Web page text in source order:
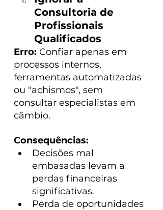
Consultoria de
Profissionais
Qualificados
Erro: Confiar apenas em
processos internos,
ferramentas automatizadas
ou "achismos", sem
consultar especialistas em
câmbio.
Consequências:
Decisões mal
embasadas levam a
perdas financeiras
significativas.
Perda de oportunidades